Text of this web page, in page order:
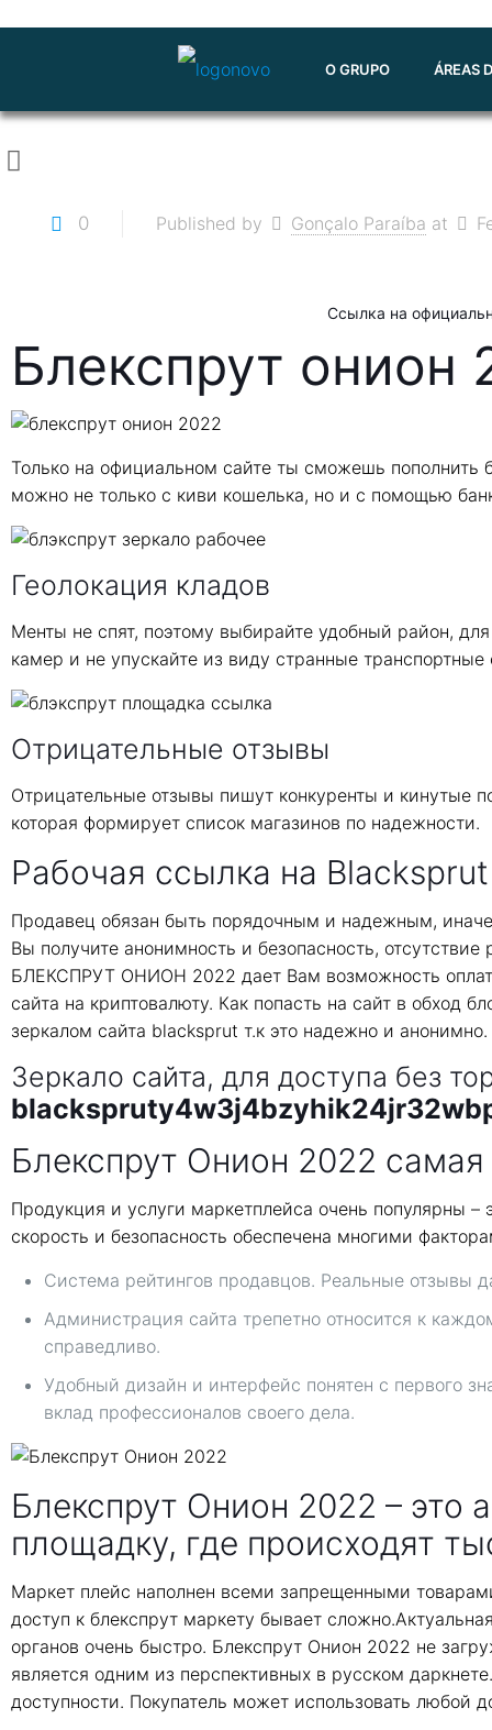
O GRUPO ÁREAS
0 Published by Gonçalo Paraíba at
Ссылка на
Блекспрут онион
Только на официальном сайте ты сможешь пополнить
можно не только с киви кошелька, но и с помощью
Геолокация кладов
Менты не спят, поэтому выбирайте удобный район,
камер и не упускайте из виду странные транспортные
Отрицательные отзывы
Отрицательные отзывы пишут конкуренты и кинутые
которая формирует список магазинов по надежности.
Рабочая ссылка на
Продавец обязан быть порядочным и надежным,
Вы получите анонимность и безопасность,
БЛЕКСПРУТ ОНИОН 2022 дает Вам возможность
сайта на криптовалюту. Как попасть на сайт в обход
зеркалом сайта blacksprut т.к это надежно и
Зеркало сайта, для доступа без
Блекспрут Онион 2022
Продукция и услуги маркетплейса очень популярны –
скорость и безопасность обеспечена многими
Система рейтингов продавцов. Реальные отзывы
Администрация сайта трепетно относится к
справедливо.
Удобный дизайн и интерфейс понятен с первого
вклад профессионалов своего дела.
Блекспрут Онион 2022 – это
площадку, где происходят
Маркет плейс наполнен всеми запрещенными
доступ к блекспрут маркету бывает
органов очень быстро. Блекспрут Онион 2022 не
является одним из перспективных в русском
доступности. Покупатель может использовать любой